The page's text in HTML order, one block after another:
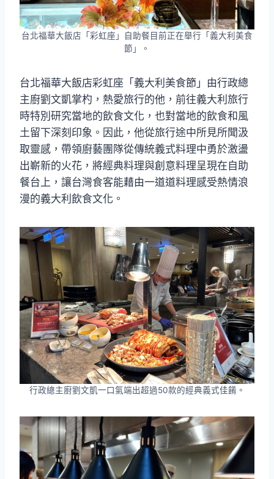
台北福華大飯店「彩虹座」自助餐目前正在舉行「義大利美食
節」。
台北福華大飯店彩虹座「義大利美食節」由行政總
主廚劉文凱掌杓，熱愛旅行的他，前往義大利旅行
時特別研究當地的飲食文化，也對當地的飲食和風
土留下深刻印象。因此，他從旅行途中所見所聞汲
取靈感，帶領廚藝團隊從傳統義式料理中勇於激盪
出嶄新的火花，將經典料理與創意料理呈現在自助
餐台上，讓台灣食客能藉由一道道料理感受熱情浪
漫的義大利飲食文化。
行政總主廚劉文凱一口氣端出超過50款的經典義式佳餚。